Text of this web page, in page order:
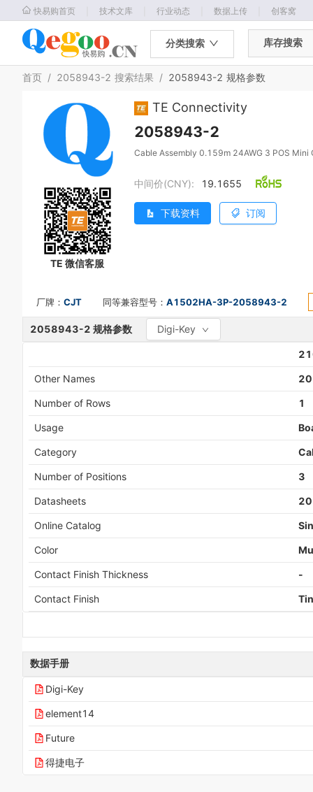
快易购首页 技术文库 行业动态 数据上传 创客窝
分类搜索 库存搜索
首页 / 2058943-2 搜索结果 / 2058943-2 规格参数
TE 微信客服
TE Connectivity
2058943-2
Cable Assembly 0.159m 24AWG 3 POS Mini
中间价(CNY): 19.1655
下载资料 订阅
厂牌： CJT 同等兼容型号： A1502HA-3P-2058943-2
2058943-2 规格参数 Digi-Key
Other Names
Number of Rows 1
Usage
Category
Number of Positions 3
Datasheets
Online Catalog
Color
Contact Finish Thickness -
Contact Finish Tin
数据手册
Digi-Key
element14
Future
得捷电子